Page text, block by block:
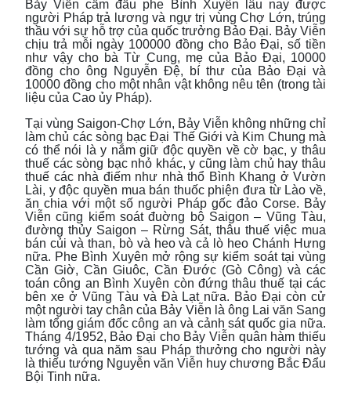
Bảy Viễn cầm đầu phe Bình Xuyên lâu nay được
người Pháp trả lương và ngự trị vùng Chợ Lớn, trúng
thầu với sự hỗ trợ của quốc trưởng Bảo Đại. Bảy Viễn
chịu trả mỗi ngày 100000 đồng cho Bảo Đại, số tiền
như vậy cho bà Từ Cung, mẹ của Bảo Đại, 10000
đồng cho ông Nguyễn Đệ, bí thư của Bảo Đại và
10000 đồng cho một nhân vật không nêu tên (trong tài
liệu của Cao ủy Pháp).
Tại vùng Saigon-Chợ Lớn, Bảy Viễn không những chỉ
làm chủ các sòng bạc Đại Thế Giới và Kim Chung mà
có thể nói là y nắm giữ độc quyền về cờ bạc, y thâu
thuế các sòng bạc nhỏ khác, y cũng làm chủ hay thâu
thuế các nhà điếm như nhà thổ Bình Khang ở Vườn
Lài, y độc quyền mua bán thuốc phiện đưa từ Lào về,
ăn chia với một số người Pháp gốc đảo Corse. Bảy
Viễn cũng kiểm soát đuờng bộ Saigon – Vũng Tàu,
đường thủy Saigon – Rừng Sát, thâu thuế việc mua
bán củi và than, bò và heo và cả lò heo Chánh Hưng
nữa. Phe Bình Xuyên mở rộng sự kiểm soát tại vùng
Cần Giờ, Cần Giuôc, Cần Đước (Gò Công) và các
toán công an Bình Xuyên còn đứng thâu thuế tại các
bên xe ở Vũng Tàu và Đà Lạt nữa. Bảo Đại còn cử
một người tay chân của Bảy Viễn là ông Lai văn Sang
làm tổng giám đốc công an và cảnh sát quốc gia nữa.
Tháng 4/1952, Bảo Đại cho Bảy Viễn quân hàm thiếu
tướng và qua năm sau Pháp thưởng cho người này
là thiếu tướng Nguyễn văn Viễn huy chương Bắc Đẩu
Bội Tinh nữa.